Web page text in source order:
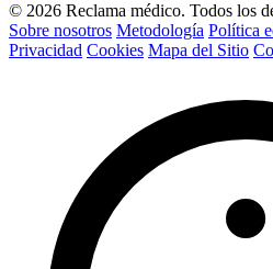
© 2026 Reclama médico. Todos los
Sobre nosotros Metodología Política
Privacidad Cookies Mapa del Sitio